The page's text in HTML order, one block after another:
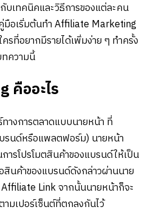
เทคนิคและวิธีการของแต่ละคน
มือเริ่มต้นทำ Affiliate Marketing
รที่อยากมีรายได้เพิ่มง่าย ๆ ทำครั้ง
ทความนี้
คืออะไร
งการตลาดแบบนายหน้า ที่
รนด์หรือแพลตฟอร์ม) นายหน้า
ารโปรโมตสินค้าของแบรนด์ให้เป็น
นค้าของแบรนด์ดังกล่าวผ่านนาย
Link จากนั้นนายหน้าก็จะ
มเปอร์เซ็นต์ที่ตกลงกันไว้